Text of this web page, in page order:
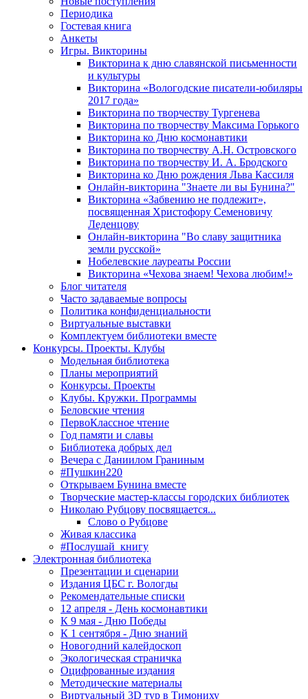
Периодика
Гостевая книга
Анкеты
Игры. Викторины
Викторина к дню славянской письменности
и культуры
Викторина «Вологодские писатели-юбиляры
2017 года»
Викторина по творчеству Тургенева
Викторина по творчеству Максима Горького
Викторина ко Дню космонавтики
Викторина по творчеству А.Н. Островского
Викторина по творчеству И. А. Бродского
Викторина ко Дню рождения Льва Кассиля
Онлайн-викторина "Знаете ли вы Бунина?"
Викторина «Забвению не подлежит»,
посвященная Христофору Семеновичу
Леденцову
Онлайн-викторина "Во славу защитника
земли русской»
Нобелевские лауреаты России
Викторина «Чехова знаем! Чехова любим!»
Блог читателя
Часто задаваемые вопросы
Политика конфиденциальности
Виртуальные выставки
Комплектуем библиотеки вместе
Конкурсы. Проекты. Клубы
Модельная библиотека
Планы мероприятий
Конкурсы. Проекты
Клубы. Кружки. Программы
Беловские чтения
ПервоКлассное чтение
Год памяти и славы
Библиотека добрых дел
Вечера с Даниилом Граниным
#Пушкин220
Открываем Бунина вместе
Творческие мастер-классы городских библиотек
Николаю Рубцову посвящается...
Слово о Рубцове
Живая классика
#Послушай_книгу
Электронная библиотека
Презентации и сценарии
Издания ЦБС г. Вологды
Рекомендательные списки
12 апреля - День космонавтики
К 9 мая - Дню Победы
К 1 сентября - Дню знаний
Новогодний калейдоскоп
Экологическая страничка
Оцифрованные издания
Методические материалы
Виртуальный 3D тур в Тимониху